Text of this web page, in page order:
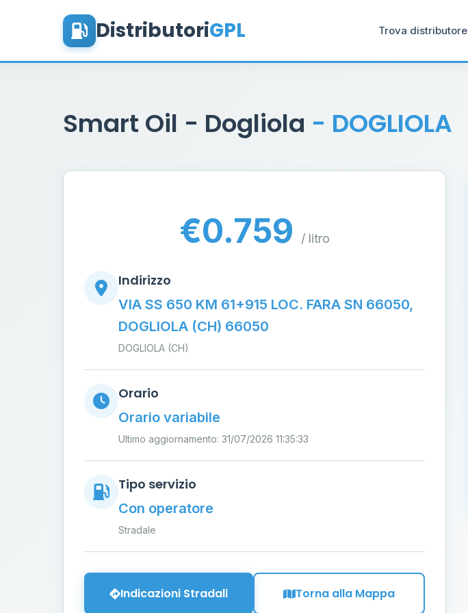
DistributoriGPL Trova distributore
Smart Oil - Dogliola - DOGLIOLA
€0.759 / litro
Indirizzo
VIA SS 650 KM 61+915 LOC. FARA SN 66050,
DOGLIOLA (CH) 66050
DOGLIOLA (CH)
Orario
Orario variabile
Ultimo aggiornamento: 31/07/2026 11:35:33
Tipo servizio
Con operatore
Stradale
Indicazioni Stradali Torna alla Mappa